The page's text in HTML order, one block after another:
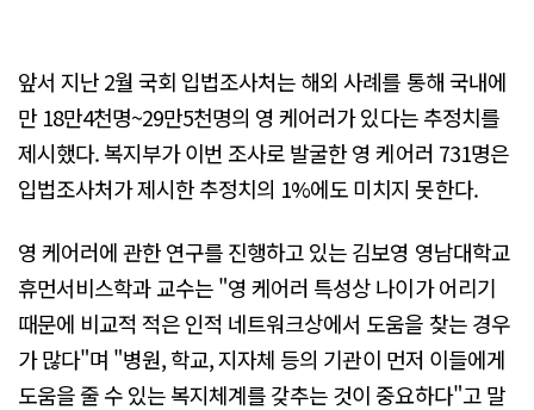
앞서 지난 2월 국회 입법조사처는 해외 사례를 통해 국내에
만 18만4천명~29만5천명의 영 케어러가 있다는 추정치를
제시했다. 복지부가 이번 조사로 발굴한 영 케어러 731명은
입법조사처가 제시한 추정치의 1%에도 미치지 못한다.
영 케어러에 관한 연구를 진행하고 있는 김보영 영남대학교
휴먼서비스학과 교수는 "영 케어러 특성상 나이가 어리기
때문에 비교적 적은 인적 네트워크상에서 도움을 찾는 경우
가 많다"며 "병원, 학교, 지자체 등의 기관이 먼저 이들에게
도움을 줄 수 있는 복지체계를 갖추는 것이 중요하다"고 말